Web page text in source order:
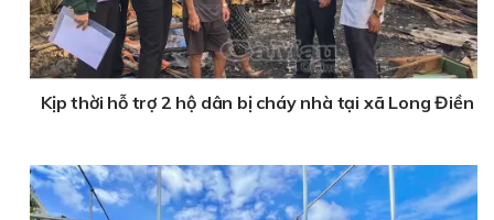
Kịp thời hỗ trợ 2 hộ dân bị cháy nhà tại xã Long Điền